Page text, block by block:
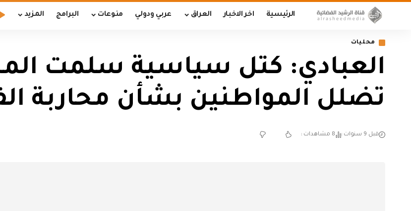
الرئيسية اخر الاخبار العراق عربي ودولي منوعات البرامج المزيد
محليات
العبادي: كتل سياسية سلمت
تضلل المواطنين بشأن محاربة
قبل 9 سنوات 8 مشاهدات